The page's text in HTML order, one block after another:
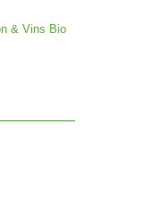
& Vins Bio